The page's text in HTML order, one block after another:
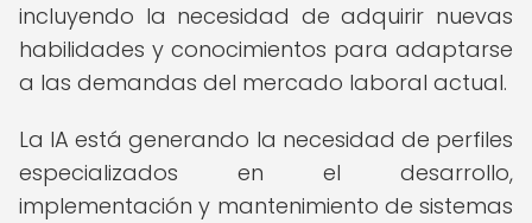
incluyendo la necesidad de adquirir nuevas
habilidades y conocimientos para adaptarse
a las demandas del mercado laboral actual.
La IA está generando la necesidad de perfiles
especializados en el desarrollo,
implementación y mantenimiento de sistemas